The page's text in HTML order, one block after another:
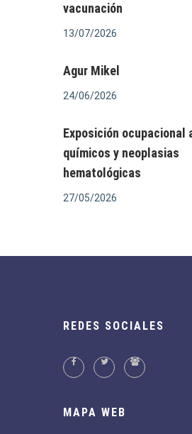
vacunación
13/07/2026
Agur Mikel
24/06/2026
Exposición ocupacional
químicos y neoplasias
hematológicas
27/05/2026
REDES SOCIALES
MAPA WEB